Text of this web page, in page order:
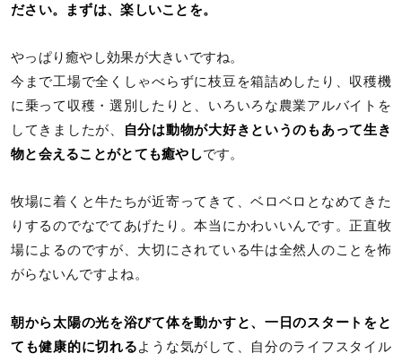
ださい。まずは、楽しいことを。
やっぱり癒やし効果が大きいですね。
今まで工場で全くしゃべらずに枝豆を箱詰めしたり、収穫機
に乗って収穫・選別したりと、いろいろな農業アルバイトを
してきましたが、
自分は動物が大好きというのもあって生き
物と会えることがとても癒やしです。
牧場に着くと牛たちが近寄ってきて、ベロベロとなめてきた
りするのでなでてあげたり。本当にかわいいんです。正直牧
場によるのですが、大切にされている牛は全然人のことを怖
がらないんですよね。
朝から太陽の光を浴びて体を動かすと、一日のスタートをと
ても健康的に切れるような気がして、自分のライフスタイル